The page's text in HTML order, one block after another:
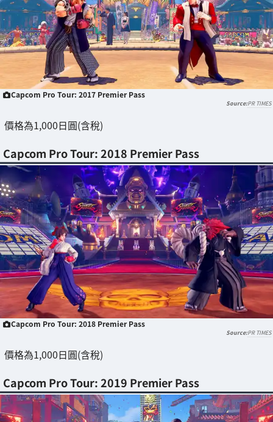
Capcom Pro Tour: 2017 Premier Pass
PR TIMES
價格為1,000日圓(含稅)
Capcom Pro Tour: 2018 Premier Pass
Capcom Pro Tour: 2018 Premier Pass
PR TIMES
價格為1,000日圓(含稅)
Capcom Pro Tour: 2019 Premier Pass